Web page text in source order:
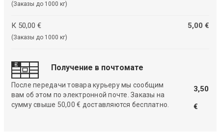
(Заказы до 1000 кг)
К 50,00 €
(Заказы до 1000 кг)
5,00 €
Получение в почтомате
После передачи товара курьеру мы сообщим
вам об этом по электронной почте. Заказы на
сумму свыше 50,00 € доставляются бесплатно.
3,50
€